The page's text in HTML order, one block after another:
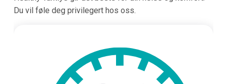
Du vil føle deg privilegert hos oss.